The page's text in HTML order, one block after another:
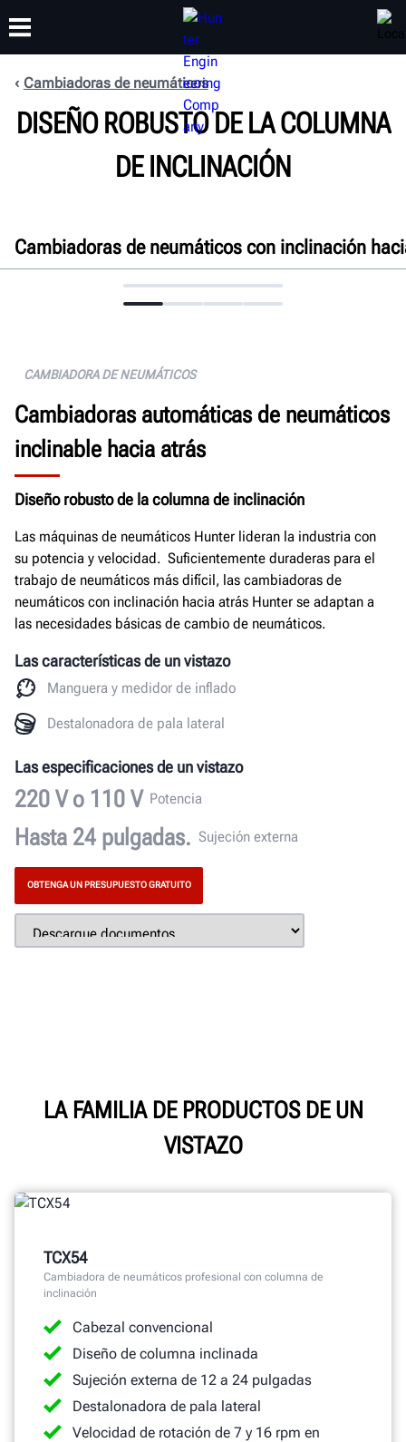
PRODUCTOS SOPORTE
CAPACITACIÓN
ACERCA DE
Cambiadoras de neumáticos
DISEÑO ROBUSTO DE LA COLUMNA
DE INCLINACIÓN
Cambiadoras de neumáticos con inclinación
Docs.
Obtenga un presupuesto gratuito
CAMBIADORA DE NEUMÁTICOS
Cambiadoras automáticas de neumáticos
inclinable hacia atrás
Diseño robusto de la columna de inclinación
Las máquinas de neumáticos Hunter lideran la industria con
su potencia y velocidad. Suficientemente duraderas para el
trabajo de neumáticos más difícil, las cambiadoras de
neumáticos con inclinación hacia atrás Hunter se adaptan a
las necesidades básicas de cambio de neumáticos.
Las características de un vistazo
Manguera y medidor de inflado
Destalonadora de pala lateral
Las especificaciones de un vistazo
220 V o 110 V Potencia
Hasta 24 pulgadas. Sujeción externa
OBTENGA UN PRESUPUESTO GRATUITO
LA FAMILIA DE PRODUCTOS DE UN
VISTAZO
TCX54
Cambiadora de neumáticos profesional con columna de
inclinación
Cabezal convencional
Diseño de columna inclinada
Sujeción externa de 12 a 24 pulgadas
Destalonadora de pala lateral
Velocidad de rotación de 7 y 16 rpm en